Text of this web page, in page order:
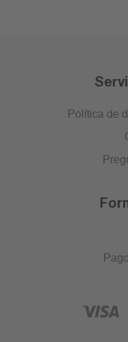
Política de